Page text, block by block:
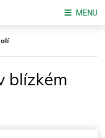
blízkém
MENU